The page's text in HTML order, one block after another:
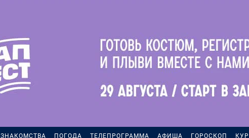
ЗНАКОМСТВА ПОГОДА ТЕЛЕПРОГРАММА АФИША ГОРОСКОП